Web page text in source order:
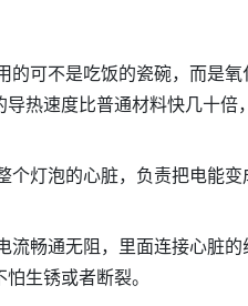
的可不是吃饭的瓷碗，而是
热速度比普通材料快几十倍
个灯泡的心脏，负责把电能
流畅通无阻，里面连接心脏
生锈或者断裂。